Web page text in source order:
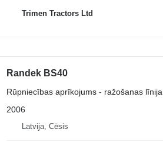
Trimen Tractors Ltd
Randek BS40
Rūpniecības aprīkojums - ražošanas līnija
2006
Latvija, Cēsis